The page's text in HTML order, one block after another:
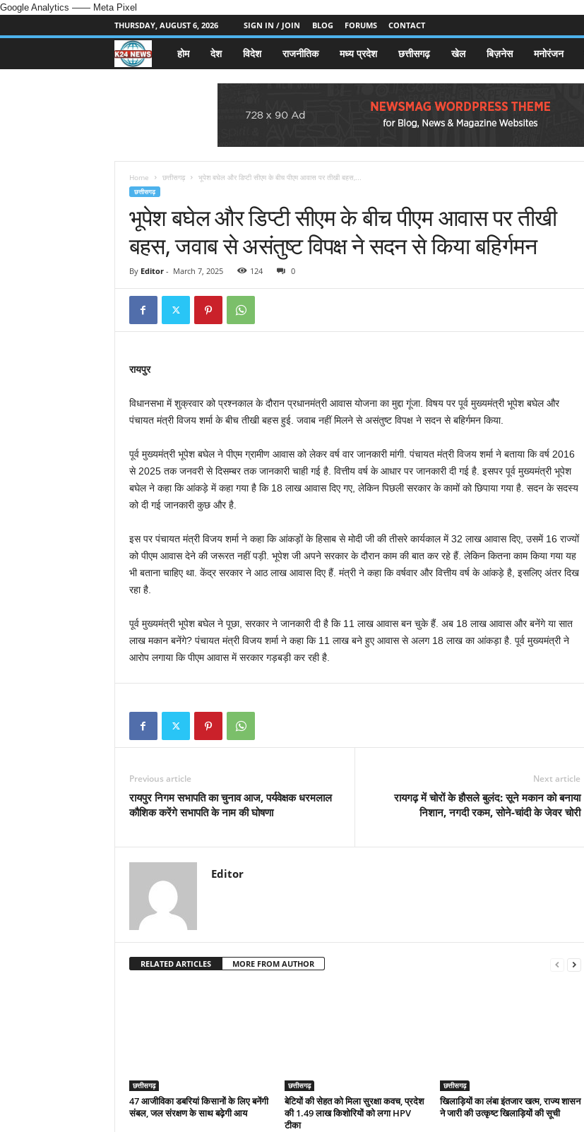
Google Analytics —— Meta Pixel
THURSDAY, AUGUST 6, 2026
SIGN IN / JOIN BLOG FORUMS CONTACT
e
.
n
होम देश विदेश राजनीतिक मध्य प्रदेश छत्तीसगढ़ खेल बिज़नेस मनोरंजन
Home छत्तीसगढ़ भूपेश बघेल और डिप्टी सीएम के बीच पीएम आवास पर तीखी बहस,...
छत्तीसगढ़
भूपेश बघेल और डिप्टी सीएम के बीच पीएम आवास पर तीखी
बहस, जवाब से असंतुष्ट विपक्ष ने सदन से किया बहिर्गमन
By Editor- March 7, 2025 124 0
रायपुर
विधानसभा में शुक्रवार को प्रश्नकाल के दौरान प्रधानमंत्री आवास योजना का मुद्दा गूंजा. विषय पर पूर्व मुख्यमंत्री भूपेश बघेल और
पंचायत मंत्री विजय शर्मा के बीच तीखी बहस हुई. जवाब नहीं मिलने से असंतुष्ट विपक्ष ने सदन से बहिर्गमन किया.
पूर्व मुख्यमंत्री भूपेश बघेल ने पीएम ग्रामीण आवास को लेकर वर्ष वार जानकारी मांगी. पंचायत मंत्री विजय शर्मा ने बताया कि वर्ष 2016
से 2025 तक जनवरी से दिसम्बर तक जानकारी चाही गई है. वित्तीय वर्ष के आधार पर जानकारी दी गई है. इसपर पूर्व मुख्यमंत्री भूपेश
बघेल ने कहा कि आंकड़े में कहा गया है कि 18 लाख आवास दिए गए, लेकिन पिछली सरकार के कामों को छिपाया गया है. सदन के सदस्य
को दी गई जानकारी कुछ और है.
इस पर पंचायत मंत्री विजय शर्मा ने कहा कि आंकड़ों के हिसाब से मोदी जी की तीसरे कार्यकाल में 32 लाख आवास दिए, उसमें 16 राज्यों
को पीएम आवास देने की जरूरत नहीं पड़ी. भूपेश जी अपने सरकार के दौरान काम की बात कर रहे हैं. लेकिन कितना काम किया गया यह
भी बताना चाहिए था. केंद्र सरकार ने आठ लाख आवास दिए हैं. मंत्री ने कहा कि वर्षवार और वित्तीय वर्ष के आंकड़े है, इसलिए अंतर दिख
रहा है.
पूर्व मुख्यमंत्री भूपेश बघेल ने पूछा, सरकार ने जानकारी दी है कि 11 लाख आवास बन चुके हैं. अब 18 लाख आवास और बनेंगे या सात
लाख मकान बनेंगे? पंचायत मंत्री विजय शर्मा ने कहा कि 11 लाख बने हुए आवास से अलग 18 लाख का आंकड़ा है. पूर्व मुख्यमंत्री ने
आरोप लगाया कि पीएम आवास में सरकार गड़बड़ी कर रही है.
Previous article
रायपुर निगम सभापति का चुनाव आज, पर्यवेक्षक धरमलाल
कौशिक करेंगे सभापति के नाम की घोषणा
Next article
रायगढ़ में चोरों के हौसले बुलंद: सूने मकान को बनाया
निशान, नगदी रकम, सोने-चांदी के जेवर चोरी
Editor
RELATED ARTICLES MORE FROM AUTHOR
छत्तीसगढ़
47 आजीविका डबरियां किसानों के लिए बनेंगी
संबल, जल संरक्षण के साथ बढ़ेगी आय
छत्तीसगढ़
बेटियों की सेहत को मिला सुरक्षा कवच, प्रदेश
की 1.49 लाख किशोरियों को लगा HPV
टीका
छत्तीसगढ़
खिलाड़ियों का लंबा इंतजार खत्म, राज्य शासन
ने जारी की उत्कृष्ट खिलाड़ियों की सूची